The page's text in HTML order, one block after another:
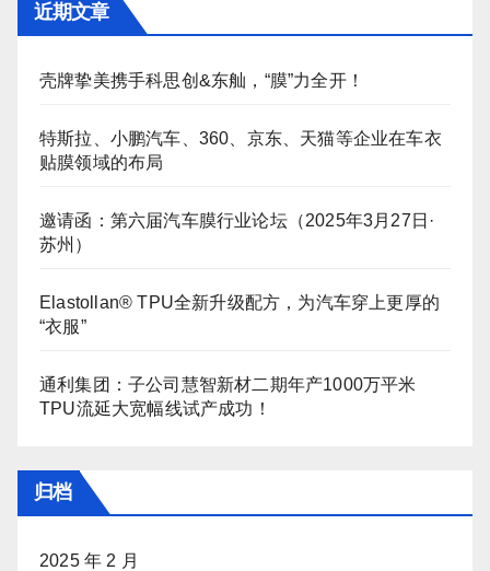
近期文章
壳牌挚美携手科思创&东舢，“膜”力全开！
特斯拉、小鹏汽车、360、京东、天猫等企业在车衣
贴膜领域的布局
邀请函：第六届汽车膜行业论坛（2025年3月27日·
苏州）
Elastollan® TPU全新升级配方，为汽车穿上更厚的
“衣服”
通利集团：子公司慧智新材二期年产1000万平米
TPU流延大宽幅线试产成功！
归档
2025 年 2 月